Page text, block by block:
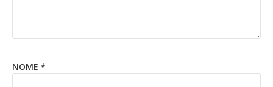
NOME *